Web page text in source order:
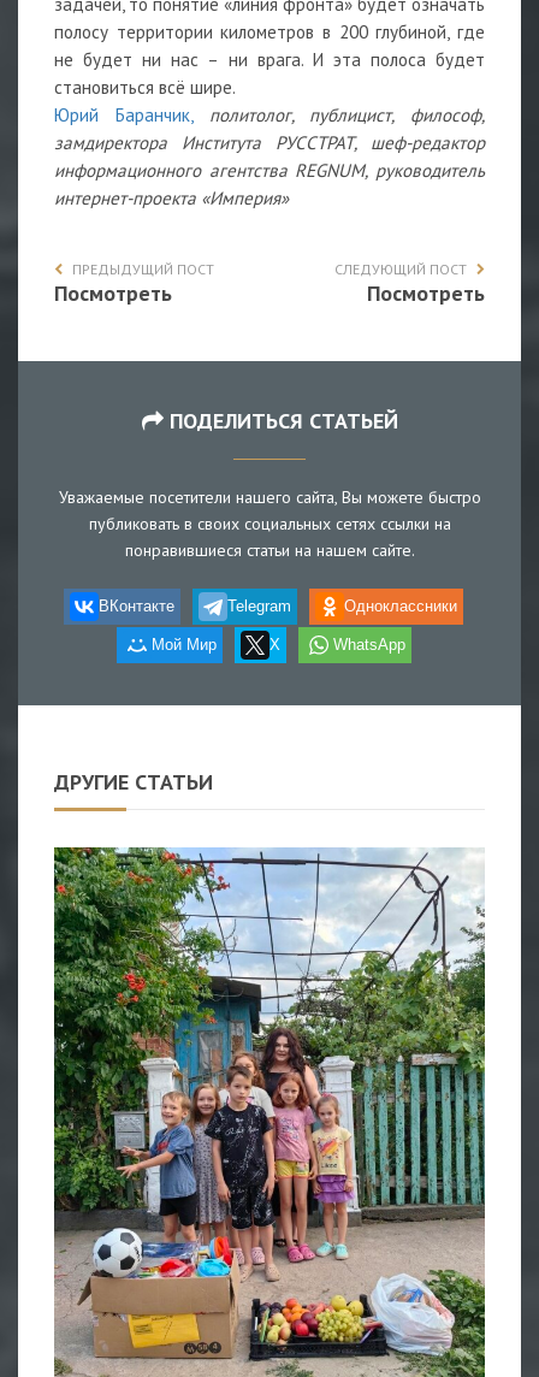
полосу территории километров в 200 глубиной, где
не будет ни нас – ни врага. И эта полоса будет
становиться всё шире.
Юрий Баранчик, политолог, публицист, философ,
замдиректора Института РУССТРАТ, шеф-редактор
информационного агентства REGNUM, руководитель
интернет-проекта «Империя»
ПРЕДЫДУЩИЙ ПОСТ
Посмотреть
СЛЕДУЮЩИЙ ПОСТ
Посмотреть
ПОДЕЛИТЬСЯ СТАТЬЕЙ
Уважаемые посетители нашего сайта, Вы можете быстро
публиковать в своих социальных сетях ссылки на
понравившиеся статьи на нашем сайте.
ВКонтакте Telegram Одноклассники
Мой Мир X WhatsApp
ДРУГИЕ СТАТЬИ